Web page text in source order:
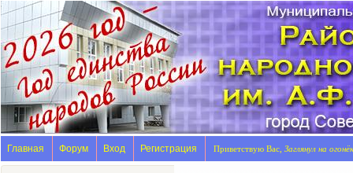
Главная Форум Вход Регистрация Приветствую Вас, Заглянул на огонёк